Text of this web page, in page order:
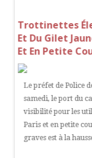
Trottinettes
Et Du Gilet
Et En Petite
Le préfet de Police
samedi, le port du
visibilité pour les
Paris et en petite
graves est à la